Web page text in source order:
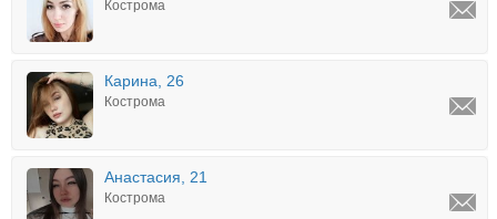
Кострома
Карина, 26
Кострома
Анастасия, 21
Кострома